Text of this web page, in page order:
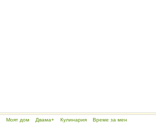
Моят дом Двама+ Кулинария Време за мен